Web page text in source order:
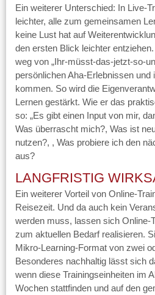
Ein weiterer Unterschied: In Live-
leichter, alle zum gemeinsamen
keine Lust hat auf
den ersten Blick leichter
weg von „Ihr-müsst-das-jetzt-so-
persönlichen Aha-Erlebnissen und
kommen. So wird die
Lernen gestärkt. Wie er das
so: „Es gibt einen Input von mir,
Was überrascht mich?, Was ist
nutzen?, , Was probiere ich den
aus?
LANGFRISTIG
Ein weiterer Vorteil von Online-
Reisezeit. Und da auch kein
werden muss, lassen sich Online-
zum aktuellen Bedarf realisieren.
Mikro-Learning-Format von zwei
Besonderes nachhaltig lässt sich
wenn diese Trainingseinheiten im
Wochen stattfinden und auf den